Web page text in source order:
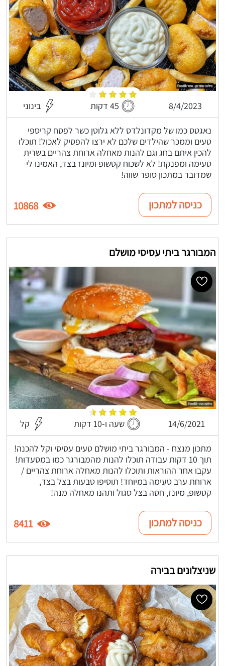
8/4/2023 45 דקות בינוני
נאגטס כמו של מקדונלדס ללא גלוטן כשר לפסח קריספי
טעים וממכר שהילדים שלכם לא ירצו להפסיק לאכול! תוכלו
להכין איתם בחג וגם להנות מאחלה ארוחת צהריים בשרית
טעימה ומפנקת! לא לשכוח קטשופ ומיונז בצד, האמינו לי
שמדובר במתכון סופר שווה!
כניסה למתכון 10868
המבורגר ביתי עסיסי מושלם
14/6/2021 שעה ו-10 דקות קל
מתכון מנצח - המבורגר ביתי מושלם טעים עסיסי וקל להכנה!
תוך 10 דקות עבודה תוכלו להנות מהמבורגר כמו במסעדות!
עקבו אחר ההוראות ותוכלו להנות מאחלה ארוחת צהריים /
ארוחת ערב טעימה במיוחד! תוסיפו טבעות בצל בצד,
קטשופ, מיונז, חסה בצל סגול ותהנו מאחלה מנה!
כניסה למתכון 8411
שניצלונים בבירה